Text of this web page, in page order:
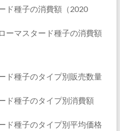
ド種子の消費額（2020
ーマスタード種子の消費額
ド種子のタイプ別販売数量
ド種子のタイプ別消費額
ド種子のタイプ別平均価格